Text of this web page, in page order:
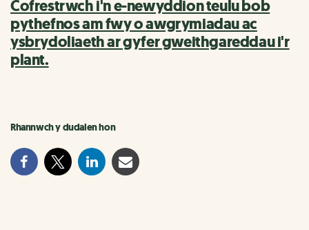
Cofrestrwch i'n e-newyddion teulu bob
pythefnos am fwy o awgrymiadau ac
ysbrydoliaeth ar gyfer gweithgareddau i'r
plant.
Rhannwch y dudalen hon